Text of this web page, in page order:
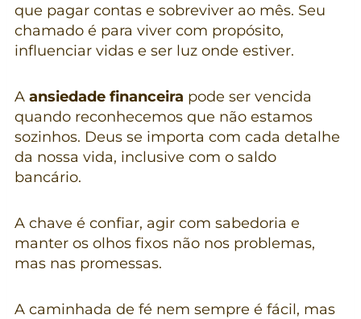
que pagar contas e sobreviver ao mês. Seu
chamado é para viver com propósito,
influenciar vidas e ser luz onde estiver.
A ansiedade financeira pode ser vencida
quando reconhecemos que não estamos
sozinhos. Deus se importa com cada detalhe
da nossa vida, inclusive com o saldo
bancário.
A chave é confiar, agir com sabedoria e
manter os olhos fixos não nos problemas,
mas nas promessas.
A caminhada de fé nem sempre é fácil, mas